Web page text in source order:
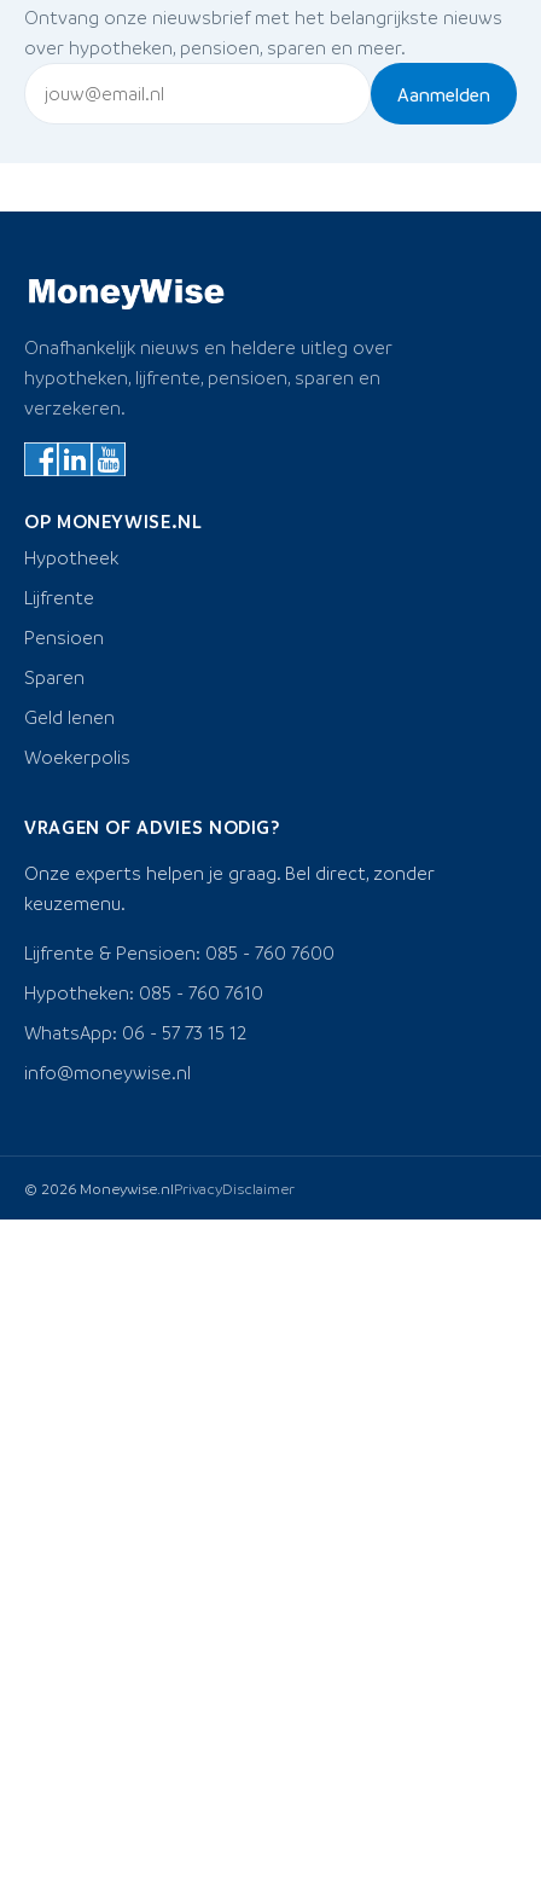
Ontvang onze nieuwsbrief met het belangrijkste nieuws
over hypotheken, pensioen, sparen en meer.
Aanmelden
Onafhankelijk nieuws en heldere uitleg over
hypotheken, lijfrente, pensioen, sparen en
verzekeren.
OP MONEYWISE.NL
Hypotheek
Lijfrente
Pensioen
Sparen
Geld lenen
Woekerpolis
VRAGEN OF ADVIES NODIG?
Onze experts helpen je graag. Bel direct, zonder
keuzemenu.
Lijfrente & Pensioen: 085 - 760 7600
Hypotheken: 085 - 760 7610
WhatsApp: 06 - 57 73 15 12
info@moneywise.nl
© 2026 Moneywise.nlPrivacyDisclaimer